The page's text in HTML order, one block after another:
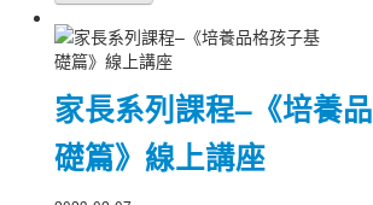
家長系列課程–《培養
礎篇》線上講座